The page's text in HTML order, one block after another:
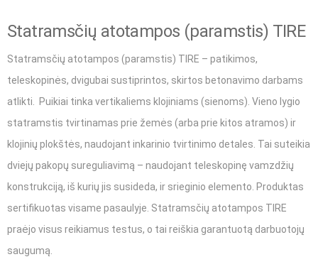
Statramsčių atotampos (paramstis) TIRE
Statramsčių atotampos (paramstis) TIRE – patikimos,
teleskopinės, dvigubai sustiprintos, skirtos betonavimo darbams
atlikti. Puikiai tinka vertikaliems klojiniams (sienoms). Vieno lygio
statramstis tvirtinamas prie žemės (arba prie kitos atramos) ir
klojinių plokštės, naudojant inkarinio tvirtinimo detales. Tai suteikia
dviejų pakopų sureguliavimą – naudojant teleskopinę vamzdžių
konstrukciją, iš kurių jis susideda, ir srieginio elemento. Produktas
sertifikuotas visame pasaulyje. Statramsčių atotampos TIRE
praėjo visus reikiamus testus, o tai reiškia garantuotą darbuotojų
saugumą.